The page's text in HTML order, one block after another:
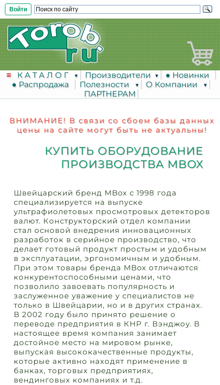
Войти
К А Т А Л О Г Производители
● Новинки
● Распродажа
Полезности
О Компании
ПАРТНЕРАМ
ВНИМАНИЕ! В связи со сбоем базы данных
цены на сайте могут быть не актуальны!
КУПИТЬ ОБОРУДОВАНИЕ
ПРОИЗВОДСТВА MBOX
Швейцарский бренд MBox с 1998 года
специализируется на выпуске
ультрафиолетовых просмотровых детекторов
валют. Конструкторский отдел компании
стал основой внедрения инновационных
разработок в серийное производство, что
делает готовый продукт простым и удобным
в эксплуатации, эргономичным и удобным.
При этом товары бренда MBox отличаются
конкурентоспособными ценами, что
позволило завоевать популярность и
заслуженное уважение у специалистов не
только в Швейцарии, но и в других странах.
В 2002 году было принято решение о
переводе предприятия в КНР г. Вэнджоу. В
настоящее время компания занимает
достойное место на мировом рынке,
выпуская высококачественные продукты,
которые активно находят применение в
банках, торговых предприятиях,
вендинговых компаниях и т.д.